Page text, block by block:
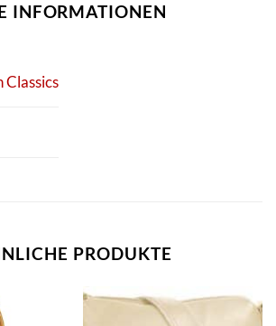
INFORMATIONEN
Classics
PRODUKTE